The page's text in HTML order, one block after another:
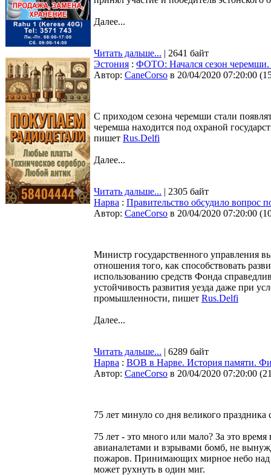
Далее...
Читать дальше... | 2641 байт
Эстония : ФОТО: Начался сезон черемши.
Автор: CaneCorso в 20/04/2020 07:20:00 (
С приходом сезона черемши стали
черемша находится под охраной
пишет Rus.Delfi
Далее...
Читать дальше... | 2305 байт
Нарва : Правительство обсудило вопрос
Автор: CaneCorso в 20/04/2020 07:20:00 (
Министр государственного управления
отношения того, как способствовать
использованию средств Фонда
устойчивость развития уезда даже при
промышленности, пишет Rus.Delfi
Далее...
Читать дальше... | 6289 байт
Нарва : ВОВ в Нарве. История памяти.
Автор: CaneCorso в 20/04/2020 07:20:00 (
75 лет минуло со дня великого праздника
75 лет - это много или мало? За это
авианалетами и взрывами бомб, не
пожаров. Принимающих мирное небо над
может рухнуть в один миг.